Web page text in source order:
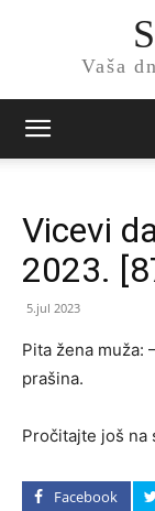
Vaša
Vicevi
2023.
5.jul 2023
Pi­ta že­na mu­ža:
pra­ši­na.
Pročitajte još na
Facebook